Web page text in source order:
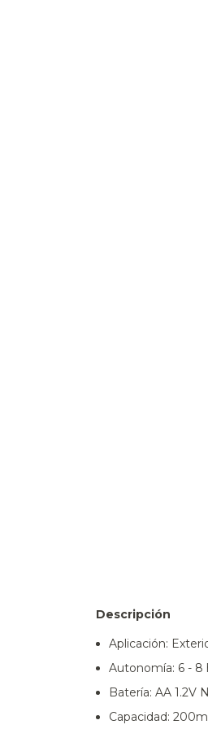
Descripción
Aplicación:
Autonomía: 6 - 8
Batería: AA 1.2V
Capacidad: